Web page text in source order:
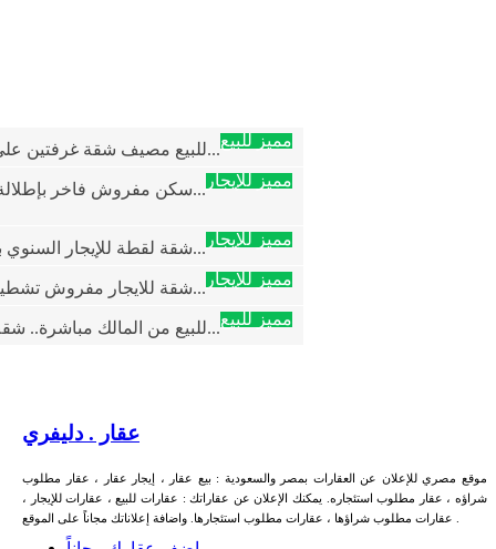
مميز للبيعللبيع مصيف شقة غرفتين علي رمال شاطئ بيان...
مميز للإيجار سكن مفروش فاخر بإطلالة بحر مباشرة في قلب...
مميز للإيجار شقة لقطة للإيجار السنوي بالمعمورة الشاطئ...
مميز للإيجار شقة للايجار مفروش تشطيب لوكس بالابراهميم...
مميز للبيعللبيع من المالك مباشرة.. شقة لقطة بدور أ...
عقار . دليفري
موقع مصري للإعلان عن العقارات بمصر والسعودية : بيع عقار ، إيجار عقار ، عقار مطلوب
شراؤه ، عقار مطلوب استئجاره. يمكنك الإعلان عن عقاراتك : عقارات للبيع ، عقارات للإيجار ،